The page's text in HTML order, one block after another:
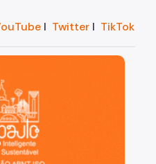
I TwitterI TikTok
resiliente e sustentável